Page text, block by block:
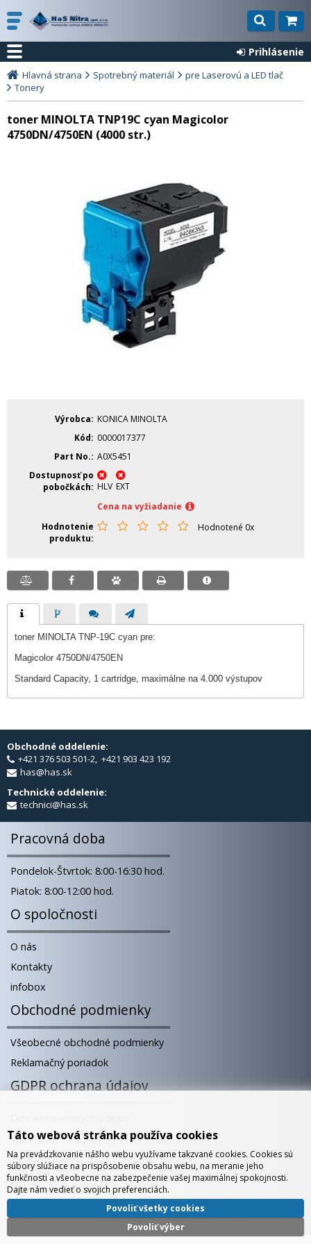
Prihlásenie
Hlavná strana Spotrebný materiál
pre Laserovú a LED tlač
Tonery
toner MINOLTA TNP19C cyan Magicolor
4750DN/4750EN (4000 str.)
Výrobca
KONICA MINOLTA
Kód
0000017377
Part No. A0X5451
Dostupnosť po
pobočkách
HLV EXT
Cena na vyžiadanie
Hodnotenie
produktu
Hodnotené 0x
toner MINOLTA TNP-19C cyan pre:
Magicolor 4750DN/4750EN
Standard Capacity, 1 cartridge, maximálne na 4.000 výstupov
Obchodné oddelenie:
+421 376 503 501-2, +421 903 423 192
has@has.sk
Technické oddelenie:
technici@has.sk
Pracovná doba
Pondelok-Štvrtok: 8:00-16:30 hod.
Piatok: 8:00-12:00 hod.
O spoločnosti
O nás
Kontakty
infobox
Obchodné podmienky
Všeobecné obchodné podmienky
Reklamačný poriadok
GDPR ochrana údajov
Súbory cookies
Správa cookies
Blog
Európsky showroom v Bratislave
Táto webová stránka používa cookies
Na prevádzkovanie nášho webu využívame takzvané cookies. Cookies sú
súbory slúžiace na prispôsobenie obsahu webu, na meranie jeho
funkčnosti a všeobecne na zabezpečenie vašej maximálnej spokojnosti.
Dajte nám vedieť o svojich preferenciách.
Povoliť výber
Povoliť všetky cookies